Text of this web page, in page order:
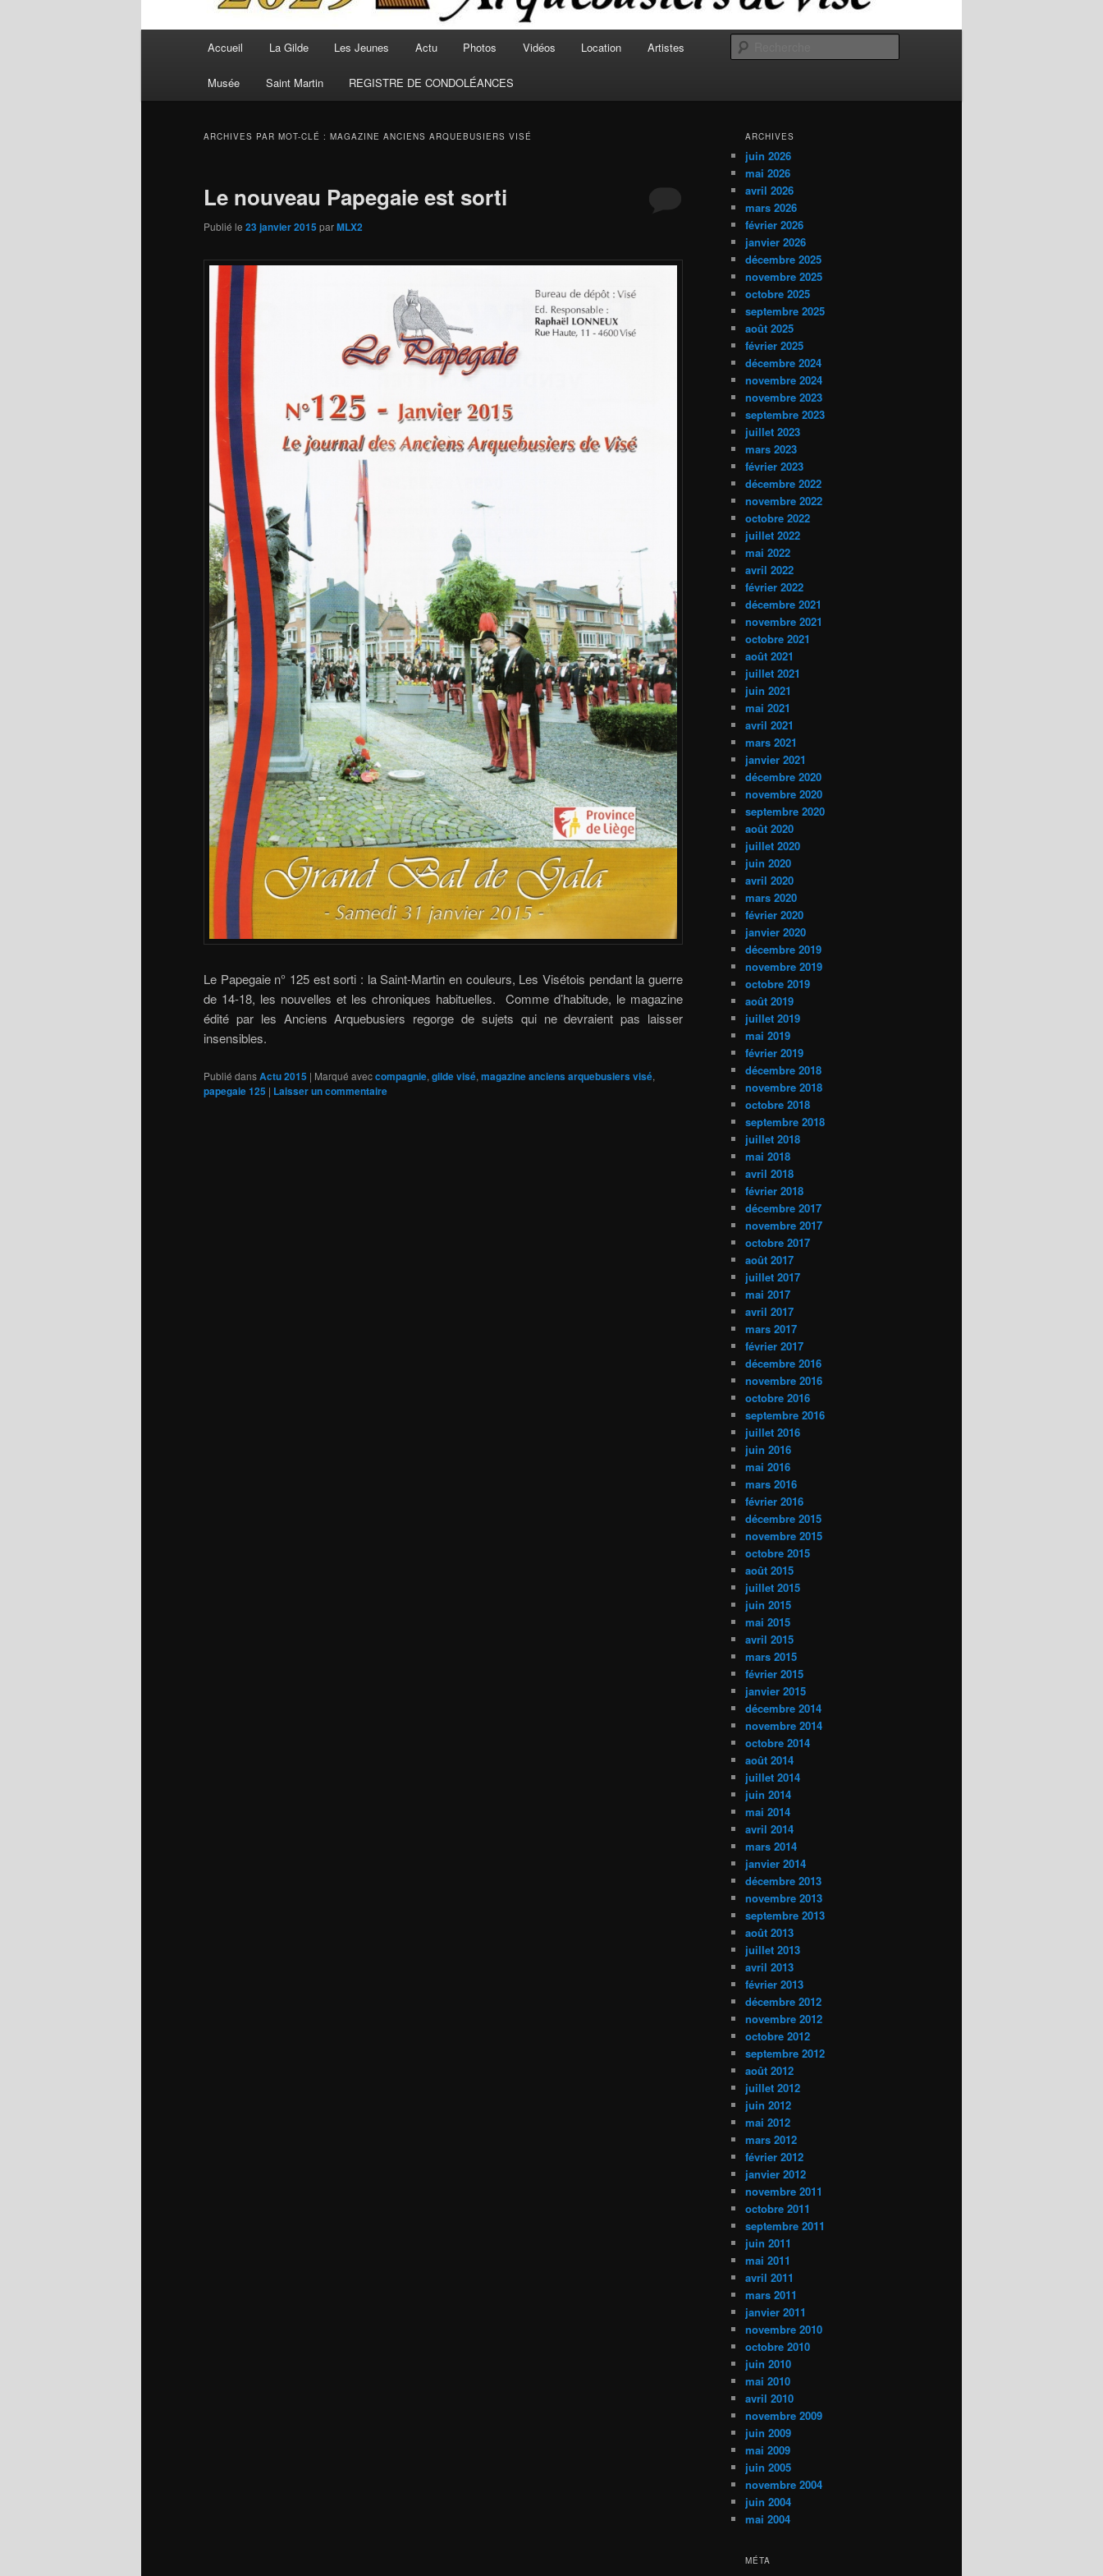
Accueil La Gilde Les Jeunes Actu Photos Vidéos Location Artistes
Musée Saint Martin REGISTRE DE CONDOLÉANCES
ARCHIVES PAR MOT-CLÉ : MAGAZINE ANCIENS ARQUEBUSIERS VISÉ
Le nouveau Papegaie est sorti
Publié le 23 janvier 2015 parMLX2
Le Papegaie n° 125 est sorti : la Saint-Martin en couleurs, Les Visétois pendant la guerre
de 14-18, les nouvelles et les chroniques habituelles. Comme d’habitude, le magazine
édité par les Anciens Arquebusiers regorge de sujets qui ne devraient pas laisser
insensibles.
Publié dansActu 2015 | Marqué aveccompagnie, gilde visé, magazine anciens arquebusiers visé,
papegaie 125 | Laisser un commentaire
ARCHIVES
juin 2026
mai 2026
avril 2026
mars 2026
février 2026
janvier 2026
décembre 2025
novembre 2025
octobre 2025
septembre 2025
août 2025
février 2025
décembre 2024
novembre 2024
novembre 2023
septembre 2023
juillet 2023
mars 2023
février 2023
décembre 2022
novembre 2022
octobre 2022
juillet 2022
mai 2022
avril 2022
février 2022
décembre 2021
novembre 2021
octobre 2021
août 2021
juillet 2021
juin 2021
mai 2021
avril 2021
mars 2021
janvier 2021
décembre 2020
novembre 2020
septembre 2020
août 2020
juillet 2020
juin 2020
avril 2020
mars 2020
février 2020
janvier 2020
décembre 2019
novembre 2019
octobre 2019
août 2019
juillet 2019
mai 2019
février 2019
décembre 2018
novembre 2018
octobre 2018
septembre 2018
juillet 2018
mai 2018
avril 2018
février 2018
décembre 2017
novembre 2017
octobre 2017
août 2017
juillet 2017
mai 2017
avril 2017
mars 2017
février 2017
décembre 2016
novembre 2016
octobre 2016
septembre 2016
juillet 2016
juin 2016
mai 2016
mars 2016
février 2016
décembre 2015
novembre 2015
octobre 2015
août 2015
juillet 2015
juin 2015
mai 2015
avril 2015
mars 2015
février 2015
janvier 2015
décembre 2014
novembre 2014
octobre 2014
août 2014
juillet 2014
juin 2014
mai 2014
avril 2014
mars 2014
janvier 2014
décembre 2013
novembre 2013
septembre 2013
août 2013
juillet 2013
avril 2013
février 2013
décembre 2012
novembre 2012
octobre 2012
septembre 2012
août 2012
juillet 2012
juin 2012
mai 2012
mars 2012
février 2012
janvier 2012
novembre 2011
octobre 2011
septembre 2011
juin 2011
mai 2011
avril 2011
mars 2011
janvier 2011
novembre 2010
octobre 2010
juin 2010
mai 2010
avril 2010
novembre 2009
juin 2009
mai 2009
juin 2005
novembre 2004
juin 2004
mai 2004
MÉTA